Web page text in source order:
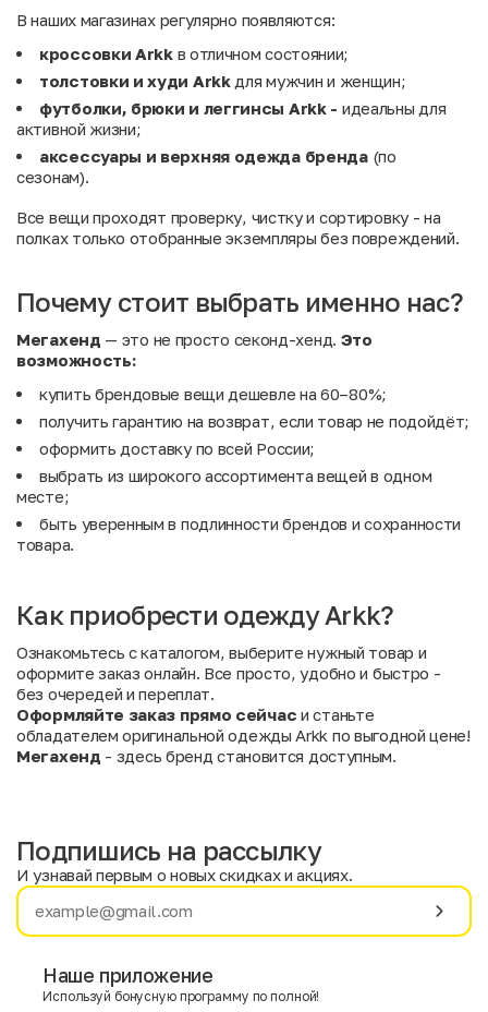
В наших магазинах регулярно появляются:
кроссовки Arkk в отличном состоянии;
толстовки и худи Arkkдля мужчин и женщин;
футболки, брюки и леггинсы Arkk - идеальны для
активной жизни;
аксессуары и верхняя одежда бренда(по
сезонам).
Все вещи проходят проверку, чистку и сортировку - на
полках только отобранные экземпляры без повреждений.
Почему стоит выбрать именно нас?
Мегахенд — это не просто секонд-хенд. Это
возможность:
купить брендовые вещи дешевле на 60–80%;
получить гарантию на возврат, если товар не подойдёт;
оформить доставку по всей России;
выбрать из широкого ассортимента вещей в одном
месте;
быть уверенным в подлинности брендов и сохранности
товара.
Как приобрести одежду Arkk?
Ознакомьтесь с каталогом, выберите нужный товар и
оформите заказ онлайн. Все просто, удобно и быстро -
без очередей и переплат.
Оформляйте заказ прямо сейчас и станьте
обладателем оригинальной одежды Arkk по выгодной цене!
Мегахенд - здесь бренд становится доступным.
Имя
E-mail
Подпишись на рассылку
И узнавай первым о новых скидках и акциях.
Наше приложение
Используй бонусную программу по полной!